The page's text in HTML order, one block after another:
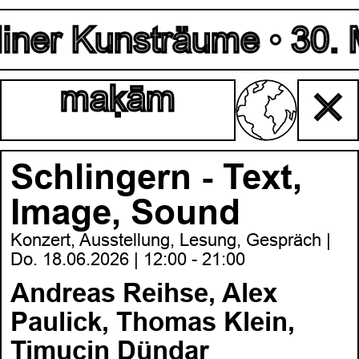
Kunsträume • 30.
maḳām
✕
Schlingern - Text,
Image, Sound
Konzert, Ausstellung, Lesung, Gespräch |
Do. 18.06.2026 | 12:00 - 21:00
Andreas Reihse, Alex
Paulick, Thomas Klein,
Timuçin Dündar